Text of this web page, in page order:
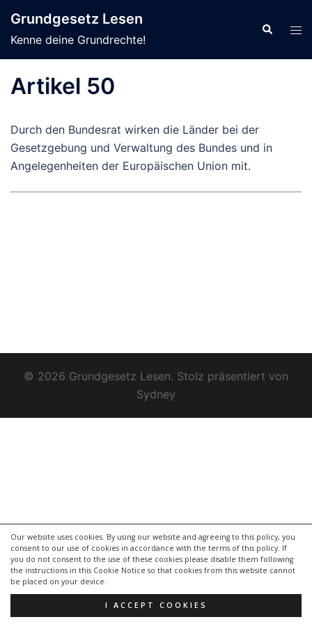
Our website uses cookies. By using our website and agreeing to this policy, you
consent to our use of cookies in accordance with the terms of this policy. If
you do not consent to the use of these cookies please disable them following
the instructions in this Cookie Notice so that cookies from this website cannot
be placed on your device.
I ACCEPT COOKIES
Inhalt
springen
Grundgesetz Lesen
Kenne deine Grundrechte!
Suche
Artikel 50
Durch den Bundesrat wirken die Länder bei der
Gesetzgebung und Verwaltung des Bundes und in
Angelegenheiten der Europäischen Union mit.
© 2026 Grundgesetz Lesen. Stolz präsentiert von
Sydney